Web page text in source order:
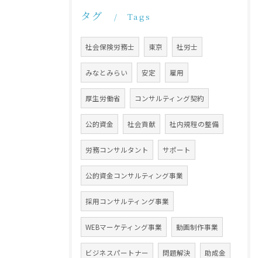
タグ Tags
社会保険労務士 東京 社労士
みなとみらい 安定 雇用
厚生労働省 コンサルティング契約
公的資金 社会貢献 社内規程の整備
労務コンサルタント サポート
公的資金コンサルティング事業
採用コンサルティング事業
WEBマーケティング事業 動画制作事業
ビジネスパートナー 問題解決 助成金